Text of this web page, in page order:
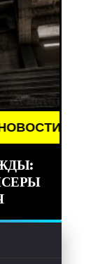
(СМИ) ///